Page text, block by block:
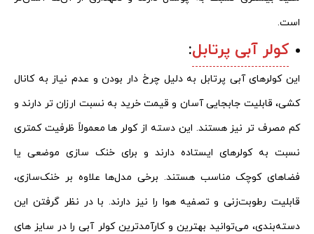
است.
کولر آبی پرتابل:
این کولرهای آبی پرتابل به دلیل چرخ‌ دار بودن و عدم نیاز به کانال‌
کشی، قابلیت جابجایی آسان و قیمت خرید به نسبت ارزان تر دارند و
کم مصرف تر نیز هستند. این دسته از کولر ها معمولاً ظرفیت کمتری
نسبت به کولرهای ایستاده دارند و برای خنک‌ سازی موضعی یا
فضاهای کوچک مناسب هستند. برخی مدل‌ها علاوه بر خنک‌سازی،
قابلیت رطوبت‌زنی و تصفیه هوا را نیز دارند. با در نظر گرفتن این
دسته‌بندی‌، می‌توانید بهترین و کارآمدترین کولر آبی را در سایز های